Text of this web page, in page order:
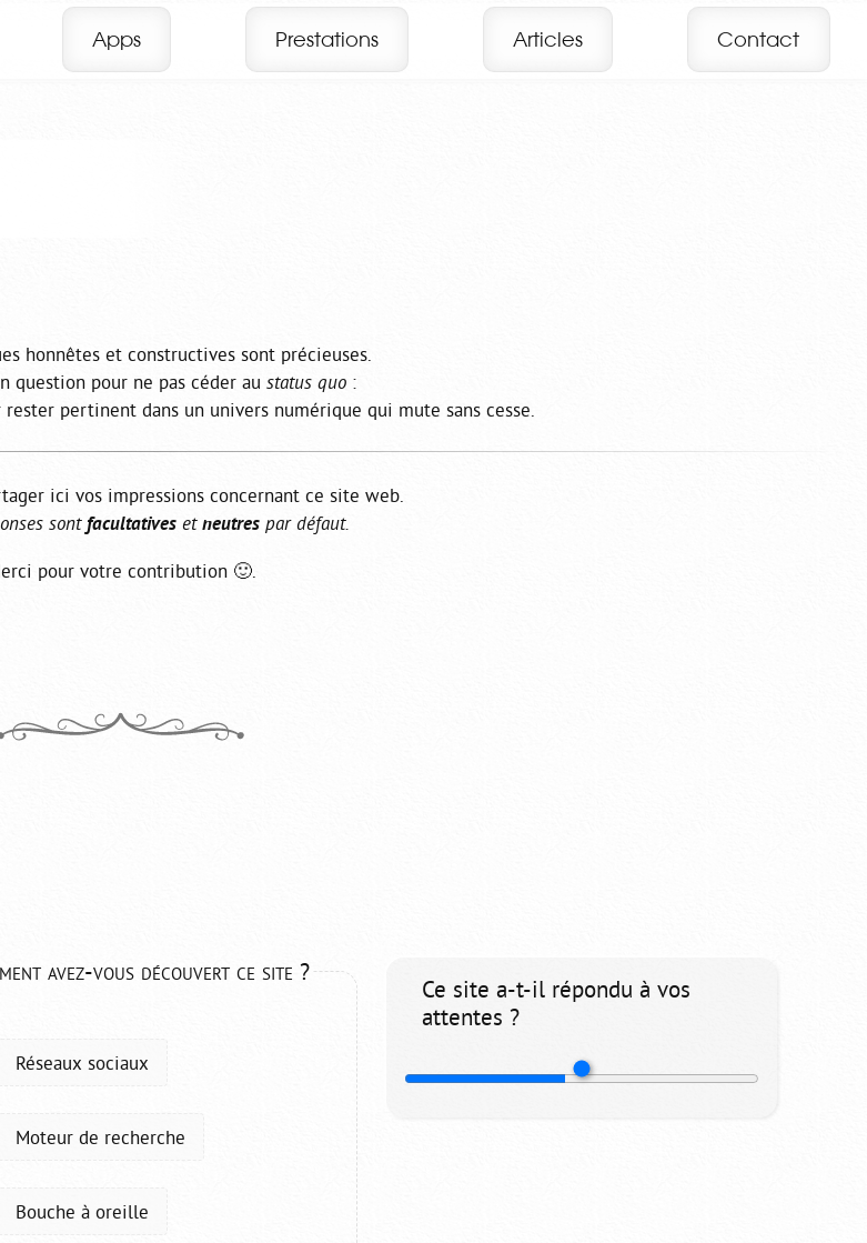
Apps Prestations Articles Contact
honnêtes et constructives sont précieuses.
question pour ne pas céder au status quo:
pertinent dans un univers numérique qui mute sans cesse.
ici vos impressions concernant ce site web.
sont facultatives etneutres par défaut.
pour votre contribution 🙂.
avez-vous découvert ce site ?
Réseaux sociaux
Moteur de recherche
Bouche à oreille
Ce site a-t-il répondu à vos
attentes ?